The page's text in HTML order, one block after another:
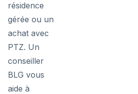
résidence
gérée ou un
achat avec
PTZ. Un
conseiller
BLG vous
aide à